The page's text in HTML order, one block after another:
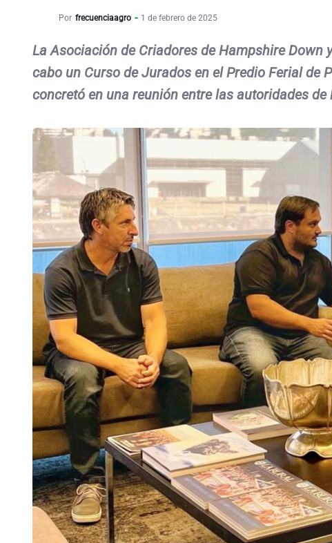
Por frecuenciaagro 1 de febrero de 2025
La Asociación de Criadores de Hampshire
cabo un Curso de Jurados en el Predio Ferial de
concretó en una reunión entre las autoridades